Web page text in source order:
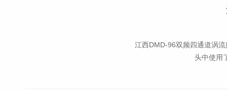
江西DMD-96双频四通道涡
头中使用